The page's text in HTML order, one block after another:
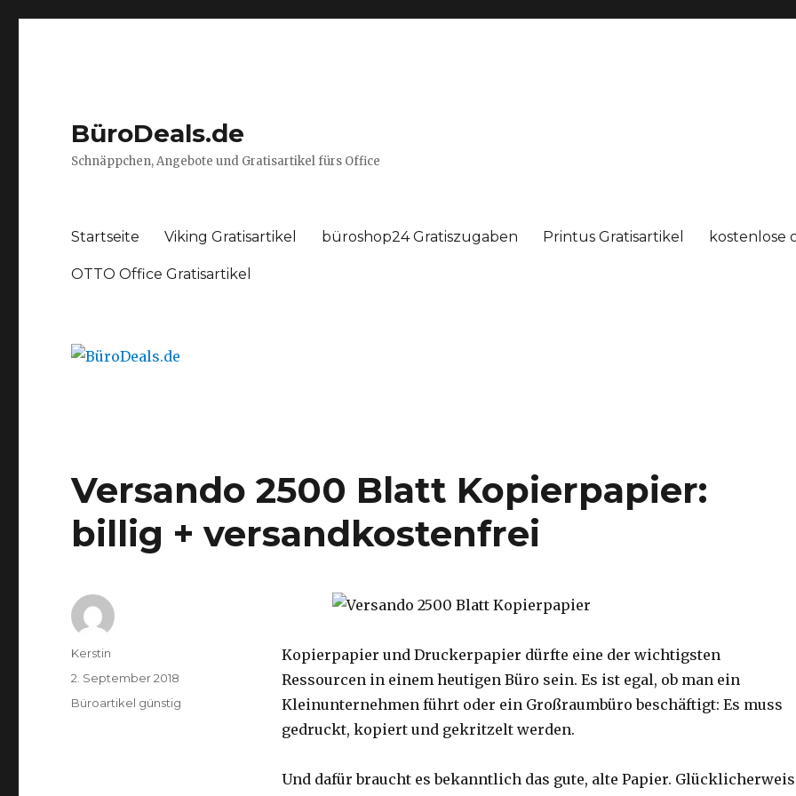
BüroDeals.de
Schnäppchen, Angebote und Gratisartikel fürs Office
Startseite Viking Gratisartikel büroshop24 Gratiszugaben Printus Gratisartikel kostenlose
OTTO Office Gratisartikel
Versando 2500 Blatt Kopierpapier:
billig + versandkostenfrei
Kopierpapier und Druckerpapier dürfte eine der wichtigsten
Ressourcen in einem heutigen Büro sein. Es ist egal, ob man ein
Kleinunternehmen führt oder ein Großraumbüro beschäftigt: Es muss
gedruckt, kopiert und gekritzelt werden.
Und dafür braucht es bekanntlich das gute, alte Papier.
Autor
Kerstin
Veröffentlicht
am
2. September 2018
Kategorien
Büroartikel günstig